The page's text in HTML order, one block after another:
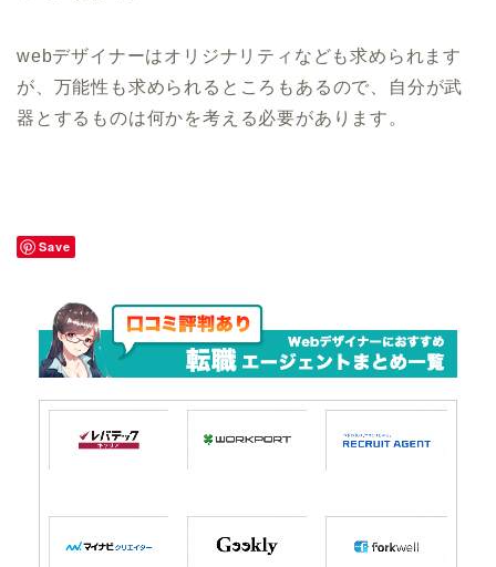
webデザイナーはオリジナリティなども求められます
が、万能性も求められるところもあるので、自分が武
器とするものは何かを考える必要があります。
Save